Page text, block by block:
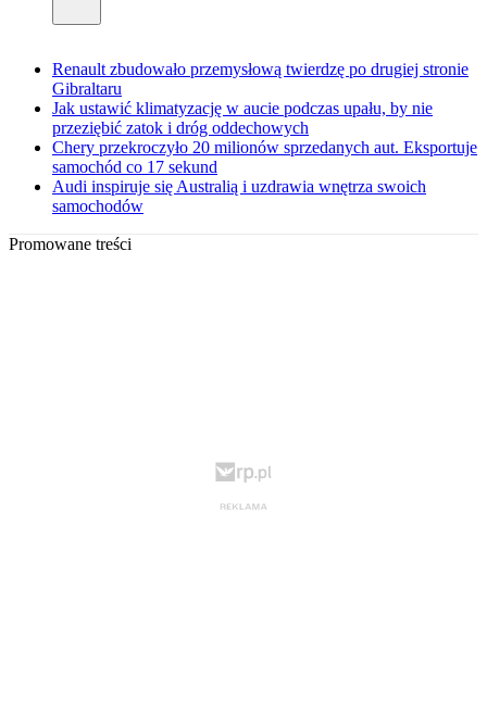
Renault zbudowało przemysłową twierdzę po drugiej stronie
Gibraltaru
Jak ustawić klimatyzację w aucie podczas upału, by nie
przeziębić zatok i dróg oddechowych
Chery przekroczyło 20 milionów sprzedanych aut. Eksportuje
samochód co 17 sekund
Audi inspiruje się Australią i uzdrawia wnętrza swoich
samochodów
Promowane treści